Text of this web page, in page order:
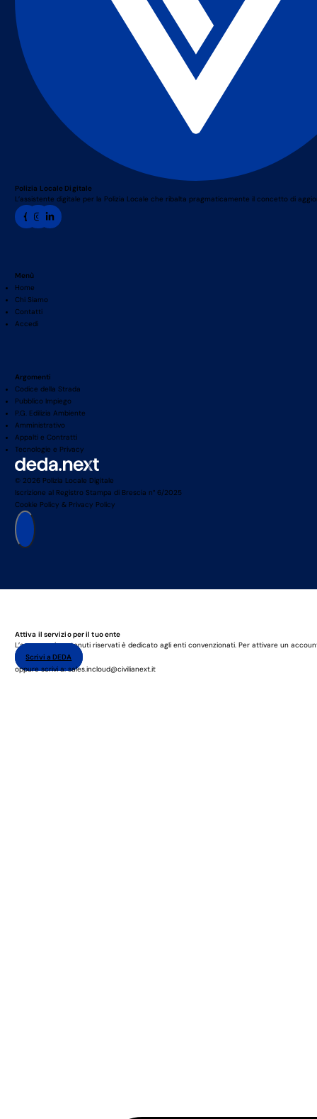
Polizia Locale Digitale
L’assistente digitale per la Polizia Locale che ribalta pragmaticamente il concetto di
Menù
Home
Chi Siamo
Contatti
Accedi
Argomenti
Codice della Strada
Pubblico Impiego
P.G. Edilizia Ambiente
Amministrativo
Appalti e Contratti
Tecnologie e Privacy
© 2026 Polizia Locale Digitale
Iscrizione al Registro Stampa di Brescia n° 6/2025
Cookie Policy & Privacy Policy
Attiva il servizio per il tuo ente
L’accesso ai contenuti riservati è dedicato agli enti convenzionati. Per attivare un
Scrivi a DEDA
oppure scrivi a: sales.incloud@civilianext.it